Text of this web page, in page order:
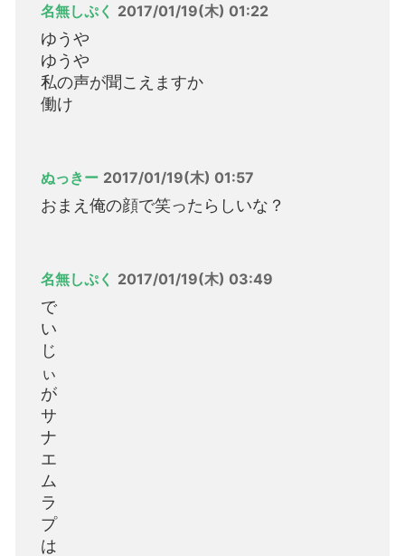
名無しぷく 2017/01/19(木) 01:22
ゆうや
ゆうや
私の声が聞こえますか
働け
ぬっきー 2017/01/19(木) 01:57
おまえ俺の顔で笑ったらしいな？
名無しぷく 2017/01/19(木) 03:49
で
い
じ
ぃ
が
サ
ナ
エ
ム
ラ
プ
は